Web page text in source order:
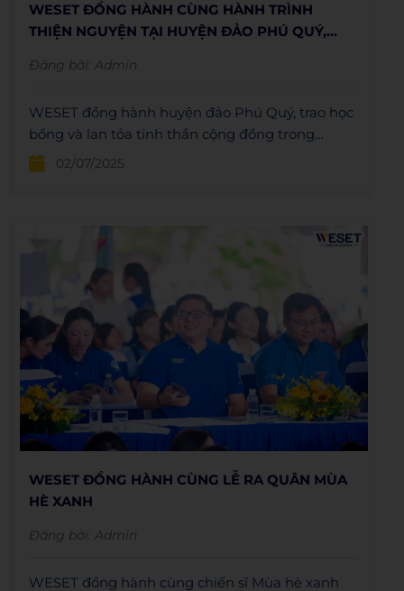
WESET ĐỒNG HÀNH CÙNG HÀNH TRÌNH
THIỆN NGUYỆN TẠI HUYỆN ĐẢO PHÚ QUÝ,
Đăng bởi: Admin
WESET đồng hành huyện đảo Phú Quý, trao học
bổng và lan tỏa tinh thần cộng đồng trong
chuyến thiện nguyện đầy ý nghĩa.
02/07/2025
WESET ĐỒNG HÀNH CÙNG LỄ RA QUÂN MÙA
HÈ XANH
Đăng bởi: Admin
WESET đồng hành cùng chiến sĩ Mùa hè xanh